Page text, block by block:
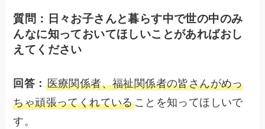
質問：日々お子さんと暮らす中で世の中のみ
んなに知っておいてほしいことがあればおし
えてください
回答： 医療関係者、福祉関係者の皆さんがめっ
ちゃ頑張ってくれていることを知ってほしいで
す。